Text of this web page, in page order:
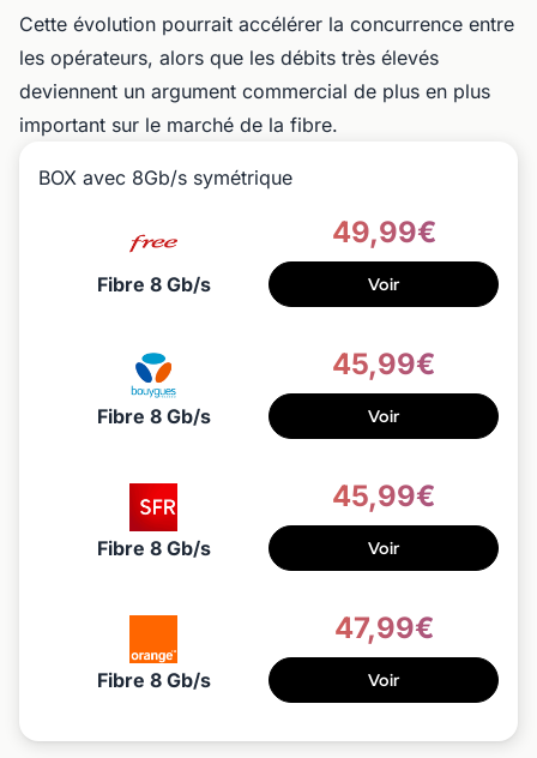
Cette évolution pourrait accélérer la concurrence entre
les opérateurs, alors que les débits très élevés
deviennent un argument commercial de plus en plus
important sur le marché de la fibre.
BOX avec 8Gb/s symétrique
Fibre 8 Gb/s
49,99€
Voir
Fibre 8 Gb/s
45,99€
Voir
Fibre 8 Gb/s
45,99€
Voir
Fibre 8 Gb/s
47,99€
Voir